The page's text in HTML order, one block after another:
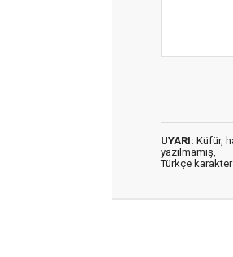
UYARI: Küfür,
yazılmamış,
Türkçe